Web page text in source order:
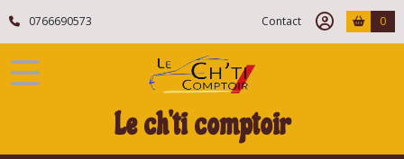
0766690573 Contact 0
Le ch'ti comptoir
Fermer
FILTRES